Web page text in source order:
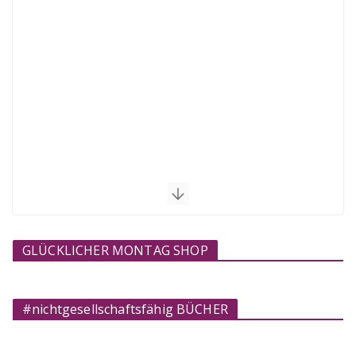
GLÜCKLICHER MONTAG SHOP
#nichtgesellschaftsfähig BÜCHER